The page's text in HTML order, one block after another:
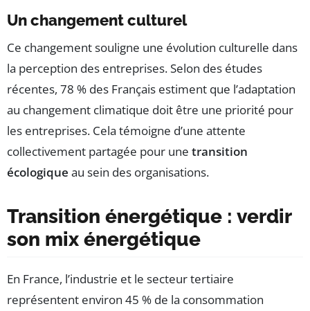
Un changement culturel
Ce changement souligne une évolution culturelle dans
la perception des entreprises. Selon des études
récentes, 78 % des Français estiment que l’adaptation
au changement climatique doit être une priorité pour
les entreprises. Cela témoigne d’une attente
collectivement partagée pour une transition
écologique au sein des organisations.
Transition énergétique : verdir
son mix énergétique
En France, l’industrie et le secteur tertiaire
représentent environ 45 % de la consommation